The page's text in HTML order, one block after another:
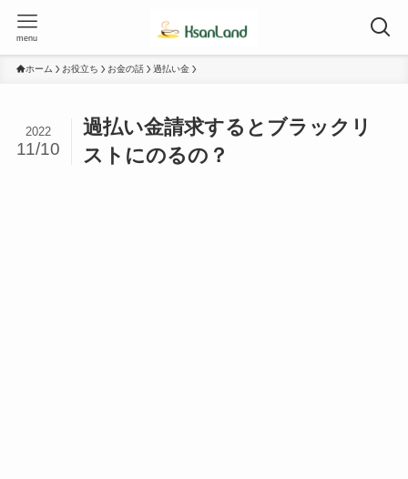
menu
ホーム お役立ち お金の話 過払い金
過払い金請求するとブラックリ
ストにのるの？
2022
11/10